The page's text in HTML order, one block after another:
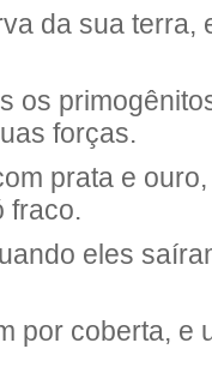
da sua terra,
os
forças.
prata e
fraco.
eles
por coberta, e